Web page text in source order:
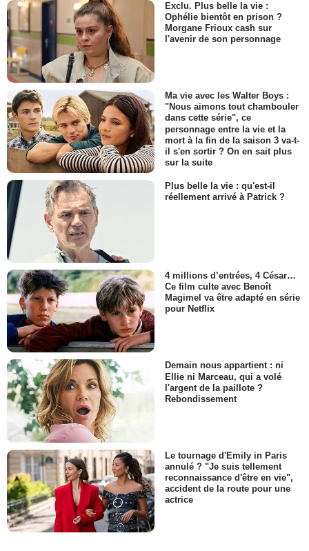
Exclu. Plus belle la vie :
Ophélie bientôt en prison ?
Morgane Frioux cash sur
l'avenir de son personnage
Ma vie avec les Walter Boys :
"Nous aimons tout chambouler
dans cette série", ce
personnage entre la vie et la
mort à la fin de la saison 3 va-t-
il s'en sortir ? On en sait plus
sur la suite
Plus belle la vie : qu'est-il
réellement arrivé à Patrick ?
4 millions d’entrées, 4 César…
Ce film culte avec Benoît
Magimel va être adapté en série
pour Netflix
Demain nous appartient : ni
Ellie ni Marceau, qui a volé
l'argent de la paillote ?
Rebondissement
Le tournage d'Emily in Paris
annulé ? "Je suis tellement
reconnaissance d'être en vie",
accident de la route pour une
actrice